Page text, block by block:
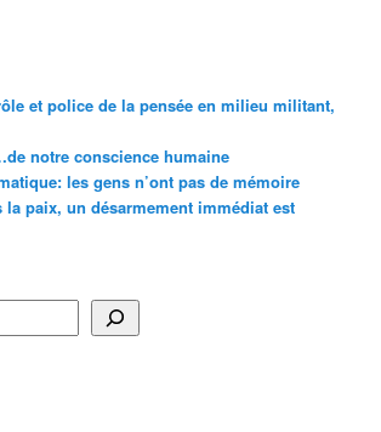
et police de la pensée en milieu militant,
notre conscience humaine
les gens n’ont pas de mémoire
paix, un désarmement immédiat est